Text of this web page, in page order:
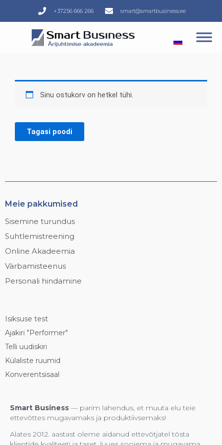
+37256 666 266 smart@smartbusiness.ee
Sinu ostukorv on hetkel tühi.
Tagasi poodi
Meie pakkumised
Sisemine turundus
Suhtlemistreening
Online Akadeemia
Värbamisteenus
Personali hindamine
Isiksuse test
Ajakiri "Performer"
Telli uudiskiri
Külaliste ruumid
Konverentsisaal
Smart Business — parim lahendus, et muuta elu teie
ettevõttes mugavamaks ja produktiivsemaks!
Alates 2012. aastast oleme aidanud ettevõtjatel tõsta